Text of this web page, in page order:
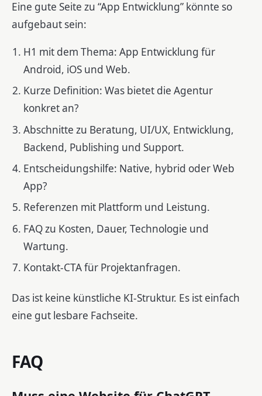
Eine gute Seite zu “App Entwicklung” könnte so
aufgebaut sein:
H1 mit dem Thema: App Entwicklung für
Android, iOS und Web.
Kurze Definition: Was bietet die Agentur
konkret an?
Abschnitte zu Beratung, UI/UX, Entwicklung,
Backend, Publishing und Support.
Entscheidungshilfe: Native, hybrid oder Web
App?
Referenzen mit Plattform und Leistung.
FAQ zu Kosten, Dauer, Technologie und
Wartung.
Kontakt-CTA für Projektanfragen.
Das ist keine künstliche KI-Struktur. Es ist einfach
eine gut lesbare Fachseite.
FAQ